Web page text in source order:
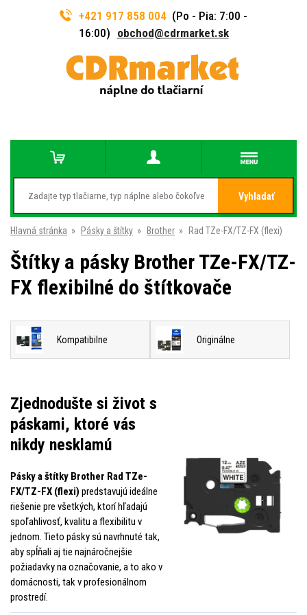
+421 917 858 004 (Po - Pia: 7:00 -
16:00) obchod@cdrmarket.sk
Vyhladať
Hlavná stránka » Pásky a štítky » Brother » Rad TZe-FX/TZ-FX (flexi)
Štítky a pásky Brother TZe-FX/TZ-
FX flexibilné do štítkovače
Kompatibilne Originálne
Zjednodušte si život s
páskami, ktoré vás
nikdy nesklamú
Pásky a štítky Brother Rad TZe-
FX/TZ-FX (flexi) predstavujú ideálne
riešenie pre všetkých, ktorí hľadajú
spoľahlivosť, kvalitu a flexibilitu v
jednom. Tieto pásky sú navrhnuté tak,
aby spĺňali aj tie najnáročnejšie
požiadavky na označovanie, a to ako v
domácnosti, tak v profesionálnom
prostredí.